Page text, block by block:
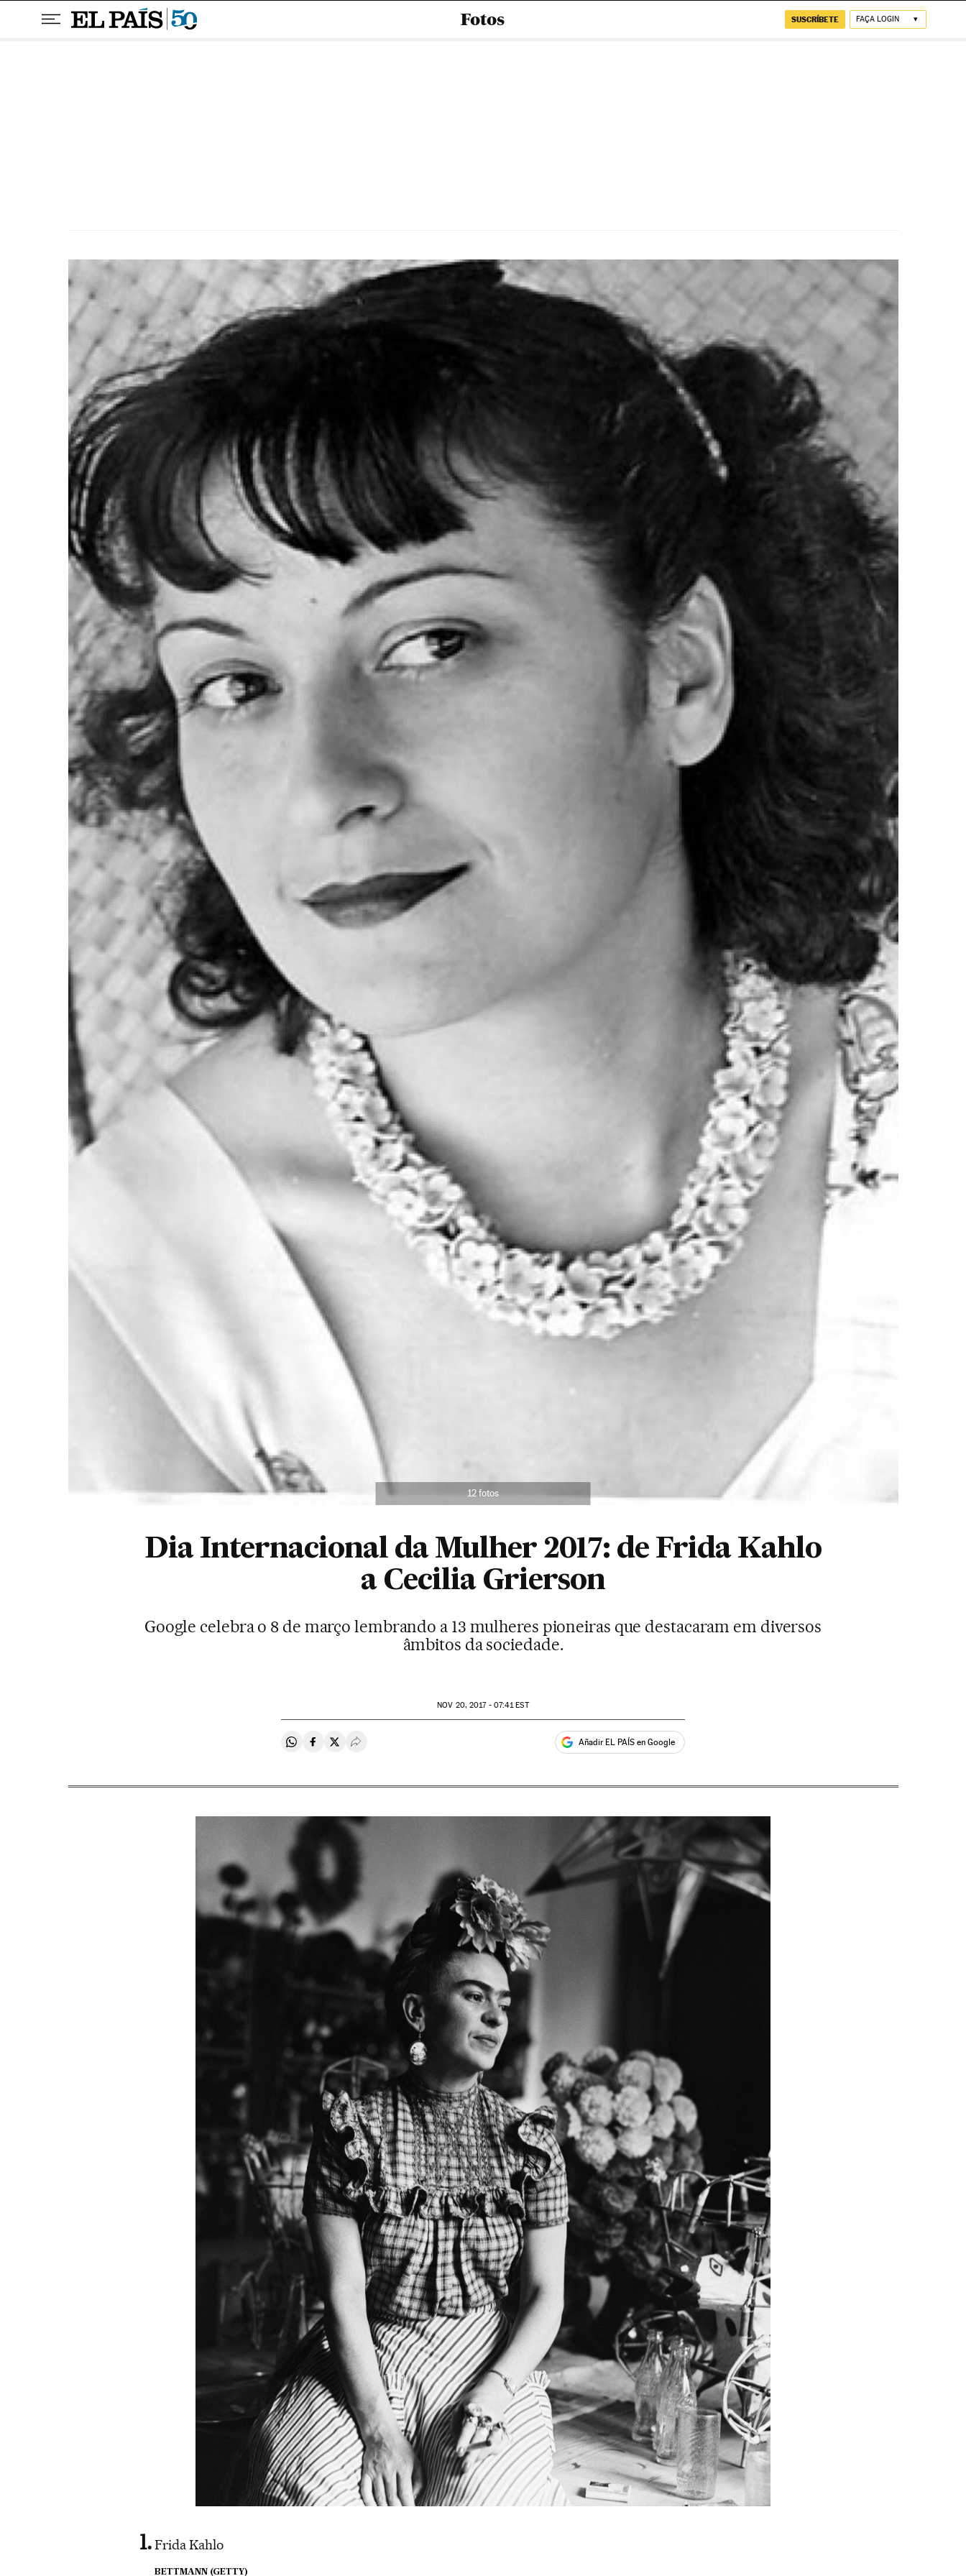
Fotos SUSCRÍBETE FAÇA LOGIN
12 fotos
Dia Internacional da Mulher 2017: de Frida Kahlo
a Cecilia Grierson
Google celebra o 8 de março lembrando a 13 mulheres pioneiras que destacaram em diversos
âmbitos da sociedade.
NOV 20, 2017 - 07:41EST
Compartir en Whatsapp
Compartir en Facebook
Compartir en Twitter
Desplegar Redes Sociales Añadir EL PAÍS en Google
Frida Kahlo
BETTMANN (GETTY)